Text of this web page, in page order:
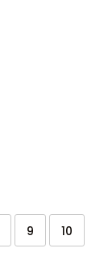
9
10